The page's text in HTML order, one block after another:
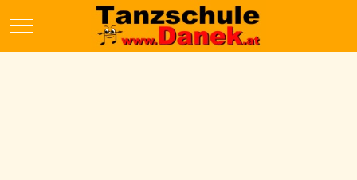
Mobile Menu Toggle